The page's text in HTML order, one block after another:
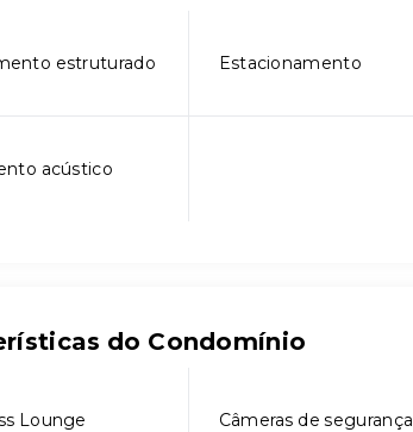
estruturado Estacionamento
acústico
do Condomínio
Lounge Câmeras de segurança